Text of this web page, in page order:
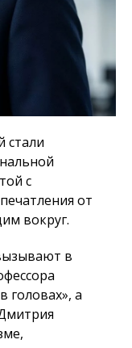
стали
с
от
вокруг.
в
головах», а